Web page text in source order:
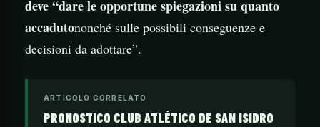
deve “dare le opportune spiegazioni su quanto
accadutononché sulle possibili conseguenze e
decisioni da adottare”.
ARTICOLO CORRELATO
PRONOSTICO CLUB ATLÉTICO DE SAN ISIDRO